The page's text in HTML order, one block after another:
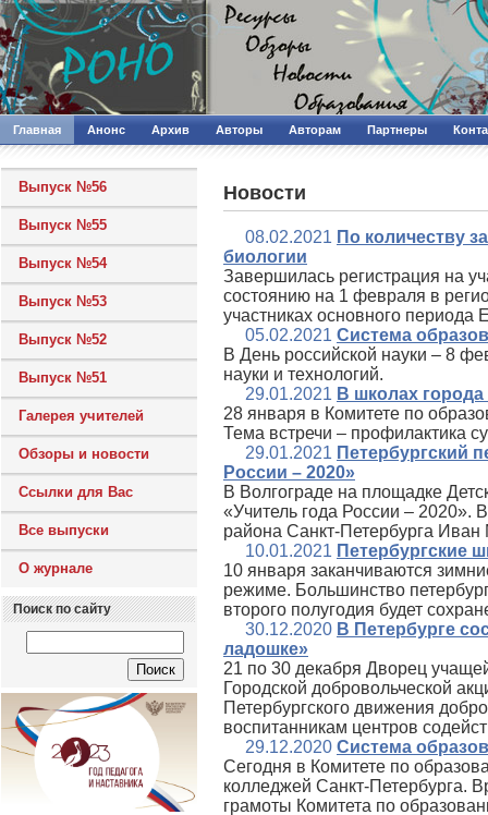
Главная Анонс Архив Авторы Авторам Партнеры
Выпуск №56
Выпуск №55
Выпуск №54
Выпуск №53
Выпуск №52
Выпуск №51
Галерея учителей
Обзоры и новости
Ссылки для Вас
Все выпуски
О журнале
Поиск по сайту
Новости
08.02.2021 По количеству
биологии
Завершилась регистрация на
состоянию на 1 февраля в
участниках основного периода
05.02.2021 Система
В День российской науки – 8
науки и технологий.
29.01.2021 В школах
28 января в Комитете по
Тема встречи – профилактика
29.01.2021 Петербургский
России – 2020»
В Волгограде на площадке
«Учитель года России – 2020».
района Санкт-Петербурга
10.01.2021 Петербургские
10 января заканчиваются
режиме. Большинство
второго полугодия будет
30.12.2020 В Петербурге
ладошке»
21 по 30 декабря Дворец
Городской добровольческой
Петербургского движения
воспитанникам центров
29.12.2020 Система
Сегодня в Комитете по
колледжей Санкт-Петербурга.
грамоты Комитета по